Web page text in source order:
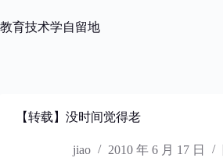
过
教育技术学自留地
【转载】没时间觉得老
jiao 2010 年 6 月 17 日